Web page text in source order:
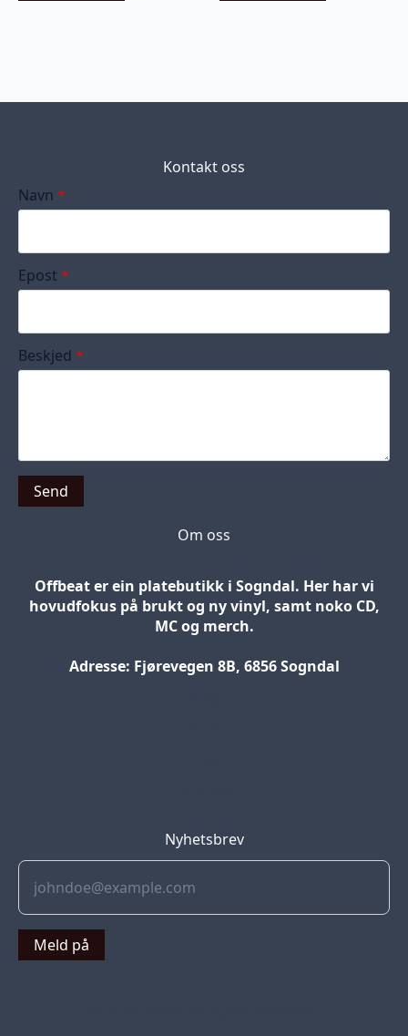
Kontakt oss
Navn *
Epost *
Beskjed *
Send
Om oss
Offbeat er ein platebutikk i Sogndal. Her har vi
hovudfokus på brukt og ny vinyl, samt noko CD,
MC og merch.
Adresse: Fjørevegen 8B, 6856 Sogndal
Nyhetsbrev
Meld på